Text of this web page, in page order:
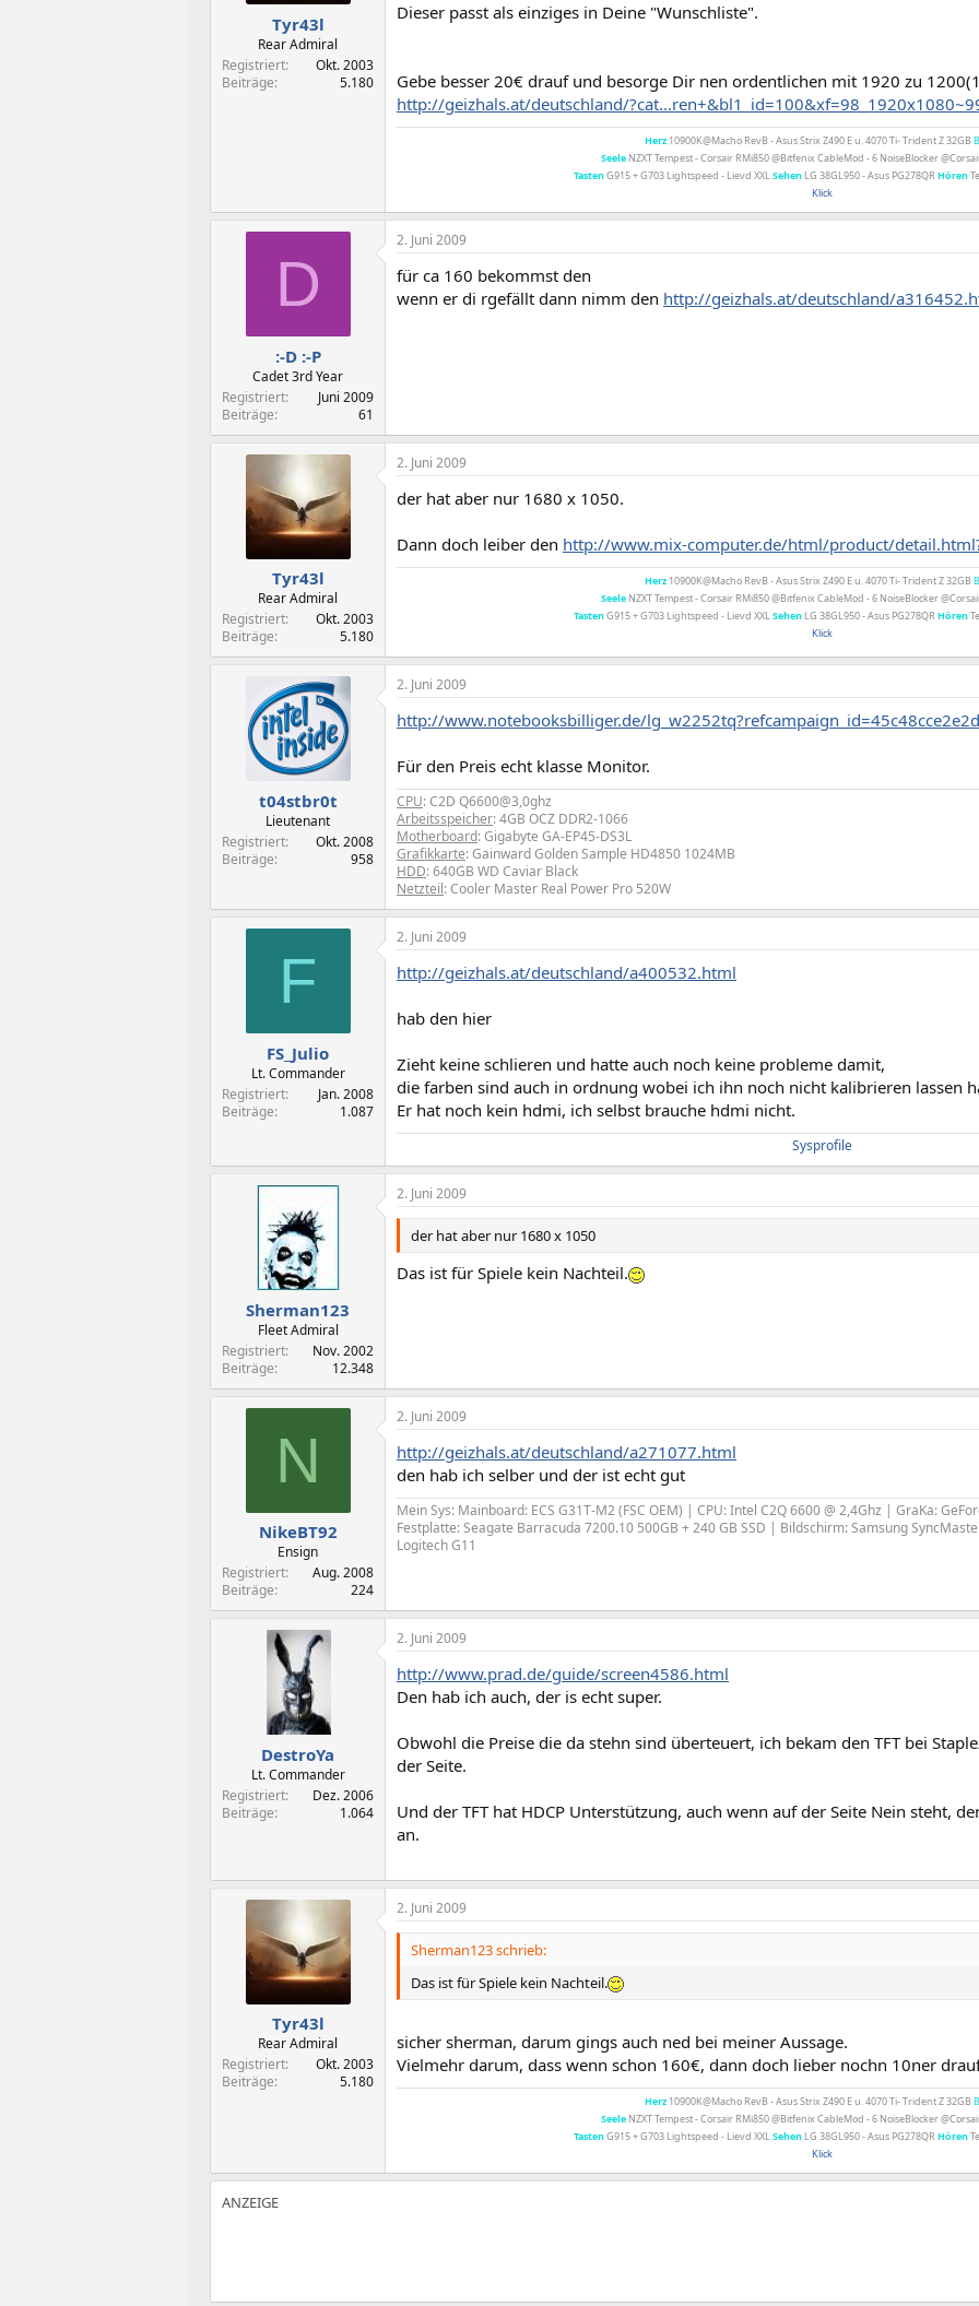
Tyr43l
Rear Admiral
Registriert
Okt. 2003
Beiträge
5.180
Dieser passt als einziges in Deine "Wunschliste".
Gebe besser 20€ drauf und besorge Dir nen ordentlichen mit 1920 zu
http://geizhals.at/deutschland/
Herz10900K@Macho RevB - Asus Strix Z490 E u. 4070 Ti- Trident Z 32GBB
Seele NZXT Tempest - Corsair RMi850 @Bitfenix CableMod - 6 NoiseBlocker
TastenG915 + G703 Lightspeed - Lievd XXLSehenLG 38GL950 - Asus PG278QRHören
Klick
D
:-D :-P
Cadet 3rd Year
Registriert
Juni 2009
Beiträge
61
2. Juni 2009
für ca 160 bekommst den
wenn er di rgefällt dann nimm den http://geizhals.at/deutschland/
Tyr43l
Rear Admiral
Registriert
Okt. 2003
Beiträge
5.180
2. Juni 2009
der hat aber nur 1680 x 1050.
Dann doch leiber den http://www.mix-computer.de/html/product/
Herz 10900K@Macho RevB - Asus Strix Z490 E u. 4070 Ti- Trident Z 32GBB
Seele NZXT Tempest - Corsair RMi850 @Bitfenix CableMod - 6 NoiseBlocker
TastenG915 + G703 Lightspeed - Lievd XXL SehenLG 38GL950 - Asus PG278QR Hören
Klick
t04stbr0t
Lieutenant
Registriert
Okt. 2008
Beiträge
958
2. Juni 2009
http://www.notebooksbilliger.de/
Für den Preis echt klasse Monitor.
CPU: C2D Q6600@3,0ghz
Arbeitsspeicher: 4GB OCZ DDR2-1066
Motherboard: Gigabyte GA-EP45-DS3L
Grafikkarte: Gainward Golden Sample HD4850 1024MB
HDD: 640GB WD Caviar Black
Netzteil: Cooler Master Real Power Pro 520W
F
FS_Julio
Lt. Commander
Registriert
Jan. 2008
Beiträge
1.087
2. Juni 2009
http://geizhals.at/deutschland/a400532.html
hab den hier
Zieht keine schlieren und hatte auch noch keine probleme damit,
die farben sind auch in ordnung wobei ich ihn noch nicht kalibrieren lassen
Er hat noch kein hdmi, ich selbst brauche hdmi nicht.
Sysprofile
Sherman123
Fleet Admiral
Registriert
Nov. 2002
Beiträge
12.348
2. Juni 2009
der hat aber nur 1680 x 1050
Das ist für Spiele kein Nachteil.
N
NikeBT92
Ensign
Registriert
Aug. 2008
Beiträge
224
2. Juni 2009
http://geizhals.at/deutschland/a271077.html
den hab ich selber und der ist echt gut
Mein Sys: Mainboard: ECS G31T-M2 (FSC OEM) | CPU: Intel C2Q 6600 @ 2,4Ghz | GraKa:
Festplatte: Seagate Barracuda 7200.10 500GB + 240 GB SSD | Bildschirm: Samsung
Logitech G11
DestroYa
Lt. Commander
Registriert
Dez. 2006
Beiträge
1.064
2. Juni 2009
http://www.prad.de/guide/screen4586.html
Den hab ich auch, der is echt super.
Obwohl die Preise die da stehn sind überteuert, ich bekam den TFT bei
der Seite.
Und der TFT hat HDCP Unterstützung, auch wenn auf der Seite Nein steht,
an.
Tyr43l
Rear Admiral
Registriert
Okt. 2003
Beiträge
5.180
2. Juni 2009
Sherman123 schrieb:
Das ist für Spiele kein Nachteil.
sicher sherman, darum gings auch ned bei meiner Aussage.
Vielmehr darum, dass wenn schon 160€, dann doch lieber nochn 10ner
Herz10900K@Macho RevB - Asus Strix Z490 E u. 4070 Ti- Trident Z 32GBB
Seele NZXT Tempest - Corsair RMi850 @Bitfenix CableMod - 6 NoiseBlocker
TastenG915 + G703 Lightspeed - Lievd XXLSehenLG 38GL950 - Asus PG278QRHören
Klick